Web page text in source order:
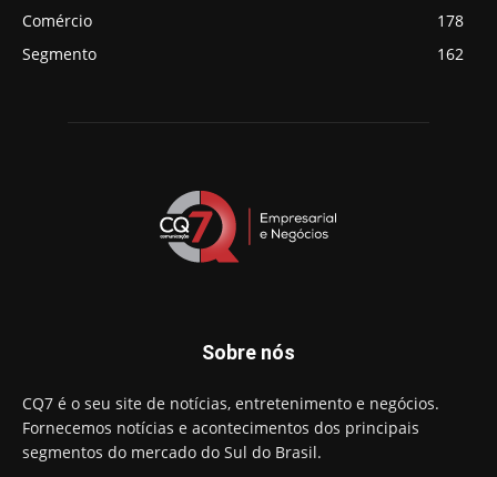
Comércio
178
Segmento
162
Sobre nós
CQ7 é o seu site de notícias, entretenimento e negócios.
Fornecemos notícias e acontecimentos dos principais
segmentos do mercado do Sul do Brasil.